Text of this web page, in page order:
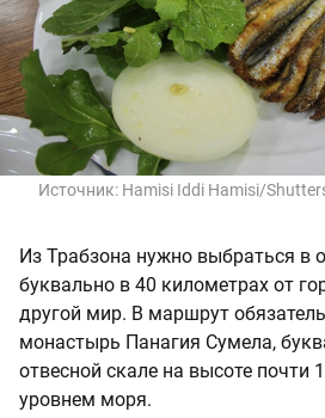
Источник: Hamisi Iddi Hamisi/
Из Трабзона нужно выбраться в
буквально в 40 километрах от
другой мир. В маршрут
монастырь Панагия Сумела,
отвесной скале на высоте почти
уровнем моря.